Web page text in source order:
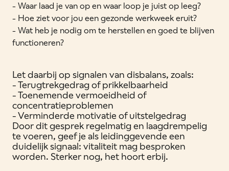
- Waar laad je van op en waar loop je juist op leeg?
- Hoe ziet voor jou een gezonde werkweek eruit?
- Wat heb je nodig om te herstellen en goed te blijven
functioneren?
Let daarbij op signalen van disbalans, zoals:
- Terugtrekgedrag of prikkelbaarheid
- Toenemende vermoeidheid of
concentratieproblemen
- Verminderde motivatie of uitstelgedrag
Door dit gesprek regelmatig en laagdrempelig
te voeren, geef je als leidinggevende een
duidelijk signaal: vitaliteit mag besproken
worden. Sterker nog, het hoort erbij.